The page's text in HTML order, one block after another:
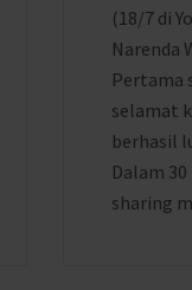
(18/7 di
Narenda
Pertama
selamat
berhasil
Dalam
sharing